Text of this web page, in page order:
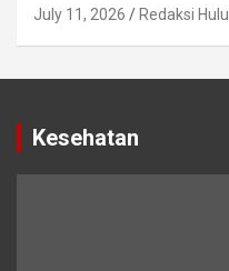
July 11, 2026 Redaksi Hulu
Kesehatan